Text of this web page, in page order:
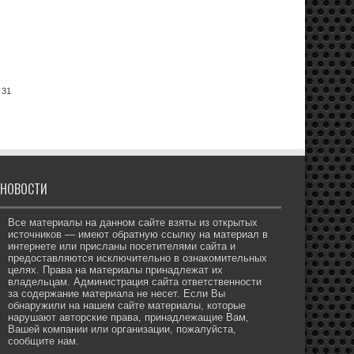
НОВОСТИ
Все материалы на данном сайте взяты из открытых
источников — имеют обратную ссылку на материал в
интернете или присланы посетителями сайта и
предоставляются исключительно в ознакомительных
целях. Права на материалы принадлежат их
владельцам. Администрация сайта ответственности
за содержание материала не несет. Если Вы
обнаружили на нашем сайте материалы, которые
нарушают авторские права, принадлежащие Вам,
Вашей компании или организации, пожалуйста,
сообщите нам.